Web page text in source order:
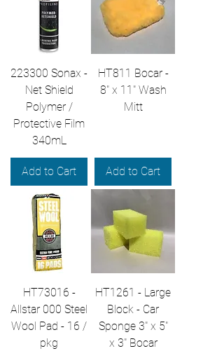
223300 Sonax -
Net Shield
Polymer /
Protective Film
340mL
Add to Cart
HT811 Bocar -
8" x 11" Wash
Mitt
Add to Cart
HT73016 -
Allstar 000 Steel
Wool Pad - 16 /
pkg
HT1261 - Large
Block - Car
Sponge 3" x 5"
x 3" Bocar